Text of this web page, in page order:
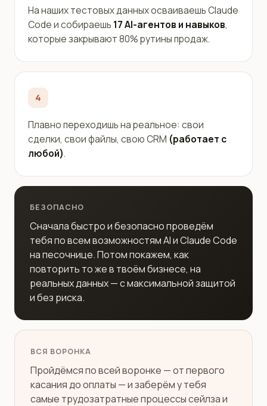
На наших тестовых данных осваиваешь Claude
Code и собираешь 17 AI-агентов и навыков,
которые закрывают 80% рутины продаж.
4
Плавно переходишь на реальное: свои
сделки, свои файлы, свою CRM (работает с
любой).
БЕЗОПАСНО
Сначала быстро и безопасно проведём
тебя по всем возможностям AI и Claude Code
на песочнице. Потом покажем, как
повторить то же в твоём бизнесе, на
реальных данных — с максимальной защитой
и без риска.
ВСЯ ВОРОНКА
Пройдёмся по всей воронке — от первого
касания до оплаты — и заберём у тебя
самые трудозатратные процессы сейлза и